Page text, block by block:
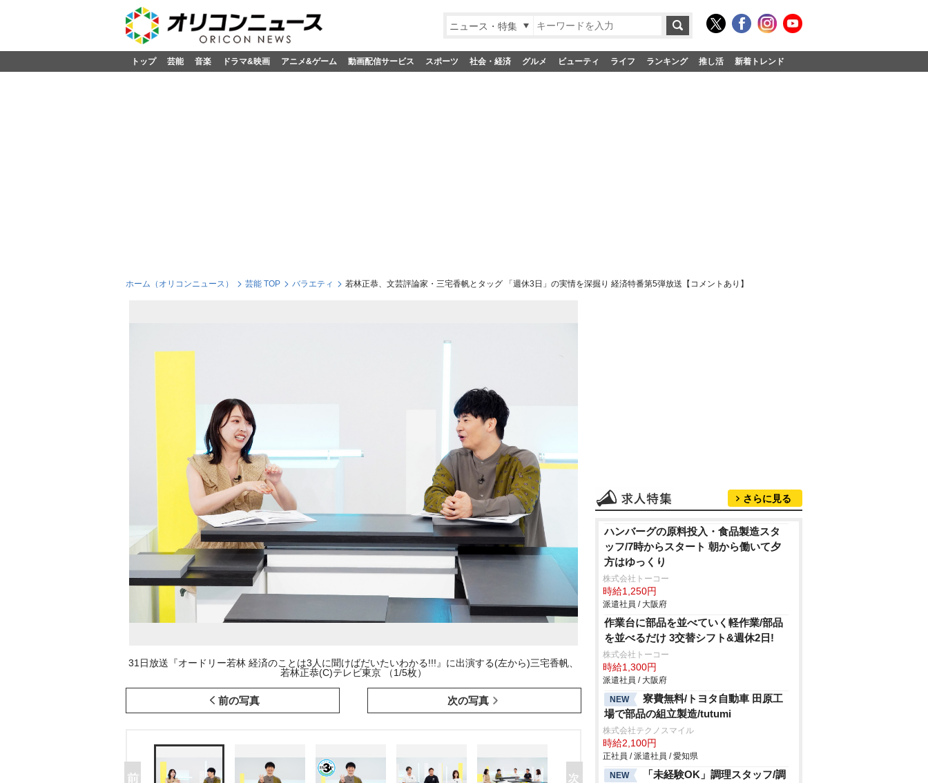
ニュース・特集
トップ 芸能 音楽 ドラマ&映画 アニメ&ゲーム 動画配信サービス スポーツ 社会・経済 グルメ ビューティ ライフ ランキング 推し活 新着トレンド
ホーム（オリコンニュース） 芸能 TOP バラエティ 若林正恭、文芸評論家・三宅香帆とタッグ 「週休3日」の実情を深掘り 経済特番第5弾放送【コメントあり】
31日放送『オードリー若林 経済のことは3人に聞けばだいたいわかる!!!』に出演する(左から)三宅香帆、
若林正恭(C)テレビ東京 （1/5枚）
前の写真 次の写真
さらに見る
ハンバーグの原料投入・食品製造スタ
ッフ/7時からスタート 朝から働いて夕
方はゆっくり
株式会社トーコー
時給1,250円
派遣社員 / 大阪府
作業台に部品を並べていく軽作業/部品
を並べるだけ 3交替シフト&週休2日!
株式会社トーコー
時給1,300円
派遣社員 / 大阪府
NEW
寮費無料/トヨタ自動車 田原工
場で部品の組立製造/tutumi
株式会社テクノスマイル
時給2,100円
正社員 / 派遣社員 / 愛知県
NEW
「未経験OK」調理スタッフ/調